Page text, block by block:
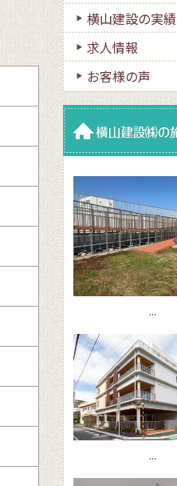
横山建設の実績
求人情報
お客様の声
...
...